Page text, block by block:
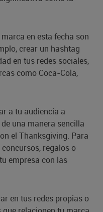
en esta fecha son
crear un hashtag
en tus redes sociales,
como Coca-Cola,
a tu audiencia a
una manera sencilla
el Thanksgiving. Para
regalos o
empresa con las
en tus redes propias o